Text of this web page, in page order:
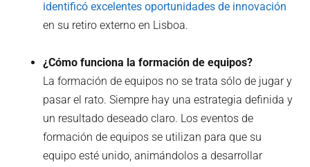
identificó excelentes oportunidades de innovación
en su retiro externo en Lisboa.
¿Cómo funciona la formación de equipos?
La formación de equipos no se trata sólo de jugar y
pasar el rato. Siempre hay una estrategia definida y
un resultado deseado claro. Los eventos de
formación de equipos se utilizan para que su
equipo esté unido, animándolos a desarrollar